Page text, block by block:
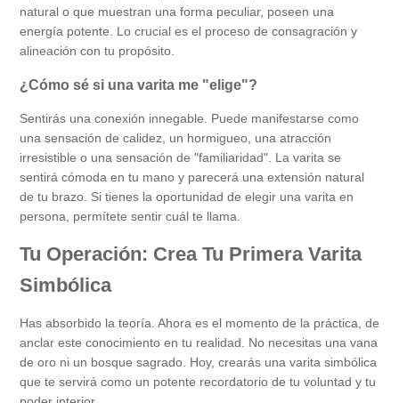
natural o que muestran una forma peculiar, poseen una
energía potente. Lo crucial es el proceso de consagración y
alineación con tu propósito.
¿Cómo sé si una varita me "elige"?
Sentirás una conexión innegable. Puede manifestarse como
una sensación de calidez, un hormigueo, una atracción
irresistible o una sensación de "familiaridad". La varita se
sentirá cómoda en tu mano y parecerá una extensión natural
de tu brazo. Si tienes la oportunidad de elegir una varita en
persona, permítete sentir cuál te llama.
Tu Operación: Crea Tu Primera Varita
Simbólica
Has absorbido la teoría. Ahora es el momento de la práctica, de
anclar este conocimiento en tu realidad. No necesitas una vana
de oro ni un bosque sagrado. Hoy, crearás una varita simbólica
que te servirá como un potente recordatorio de tu voluntad y tu